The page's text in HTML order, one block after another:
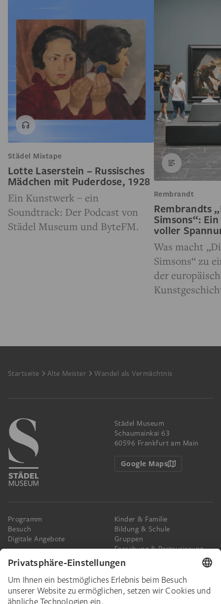
Städel Mixtape
Lotte Laserstein – Russisches
Mädchen mit Puderdose, 1928
Ein Kunstwerk – ein
Soundtrack: Der Podcast von
Städel Museum und ByteFM.
Rembrandt
Rembrandts
Simsons“:
voller
Was macht
Simsons“ zu
der
Footer
Startseite Alte Meister Wandel als Vermächtnis
Städel Museum
Schaumainkai 63
60596 Frankfurt am Main
Google Maps
Programm
Besuch
Digitale Angebote
Kinder & Familie
Bildung & Schule
Gruppen
Forschung & Restaurierung
Presse